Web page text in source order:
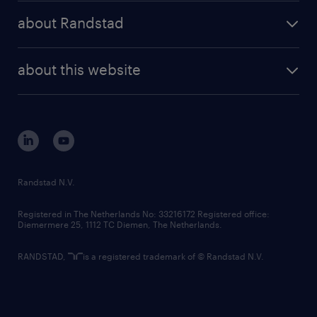
randstad professional
randstad digital
about Randstad
corporate governance
randstad innovation fund
country websites
about this website
Randstad N.V.
Registered in The Netherlands No: 33216172 Registered office:
Diemermere 25, 1112 TC Diemen, The Netherlands.
RANDSTAD, is a registered trademark of © Randstad N.V.